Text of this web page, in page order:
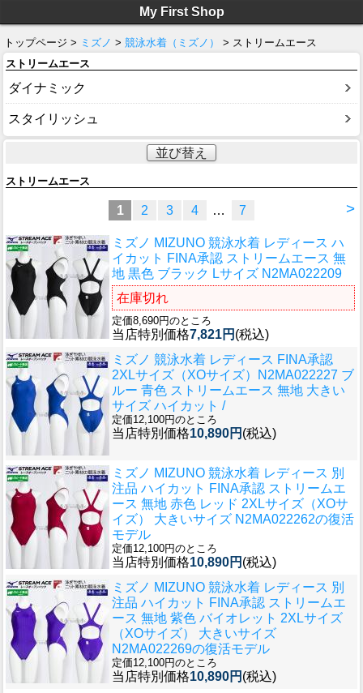
My First Shop
トップページ > ミズノ > 競泳水着（ミズノ）
> ストリームエース
ストリームエース
ダイナミック
スタイリッシュ
並び替え
ストリームエース
>
1 2 3 4 … 7
ミズノ MIZUNO 競泳水着 レディース ハ
イカット FINA承認 ストリームエース 無
地 黒色 ブラック Lサイズ N2MA022209
在庫切れ
定価8,690円のところ
当店特別価格7,821円 (税込)
ミズノ 競泳水着 レディース FINA承認
2XLサイズ（XOサイズ）N2MA022227 ブ
ルー 青色 ストリームエース 無地 大きい
サイズ ハイカット /
定価12,100円のところ
当店特別価格10,890円 (税込)
ミズノ MIZUNO 競泳水着 レディース 別
注品 ハイカット FINA承認 ストリームエ
ース 無地 赤色 レッド 2XLサイズ（XOサ
イズ） 大きいサイズ N2MA022262の復活
モデル
定価12,100円のところ
当店特別価格10,890円 (税込)
ミズノ MIZUNO 競泳水着 レディース 別
注品 ハイカット FINA承認 ストリームエ
ース 無地 紫色 バイオレット 2XLサイズ
（XOサイズ） 大きいサイズ
N2MA022269の復活モデル
定価12,100円のところ
当店特別価格10,890円 (税込)